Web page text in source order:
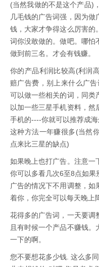
(当然我做的不是这个产品)
几毛钱的广告词强，因为
钱，大家才争得这么厉害的
词你没敢做的。做吧。哪怕
做到前三名。才会有钱赚。
你的产品利润比较高(利润
赔广告费，别上来什么广
可以做一些相关的词，同类
以加一些三星手机资料，然
手机的----你就可以推荐成
这种方法一年赚很多(当然
点来比三星的缺点)
如果晚上也打广告。注意一
你可以多看几次6至8点如
广告的情况下不用调整，如
着你，你完全可以每天晚上
花得多的广告词，一天要调
且有时候一个产品不赚钱
一下的啊。
您不要想花多少钱. 这么多